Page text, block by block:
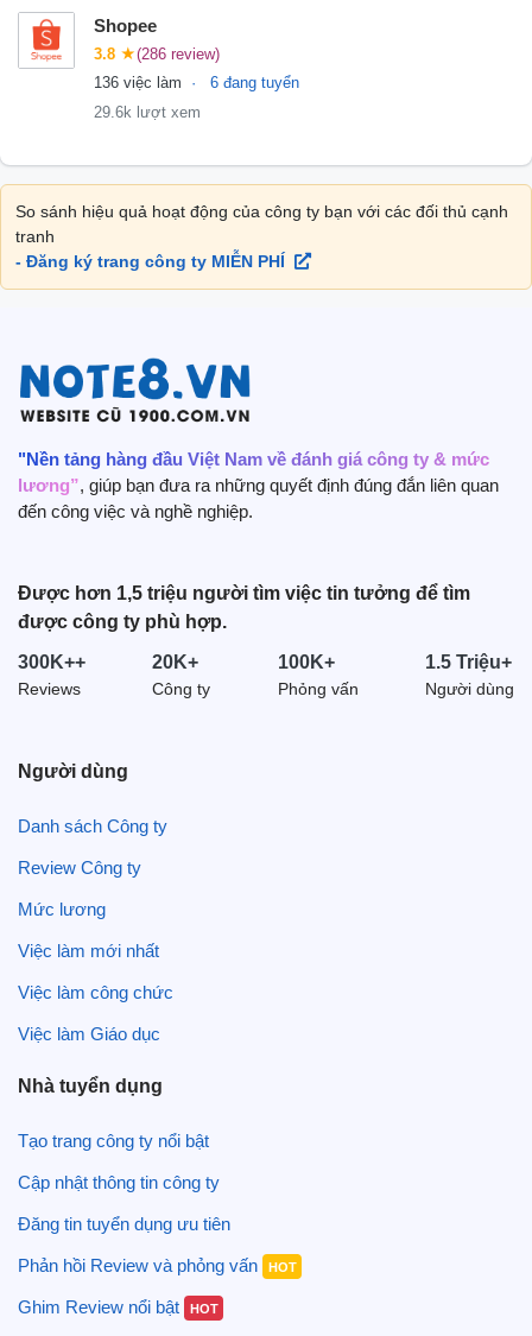
Shopee
3.8 ★(286 review)
136 việc làm
6 đang tuyển
29.6k lượt xem
So sánh hiệu quả hoạt động của công ty bạn với các đối thủ cạnh
tranh
- Đăng ký trang công ty MIỄN PHÍ
"Nền tảng hàng đầu Việt Nam về đánh giá công ty & mức
lương”, giúp bạn đưa ra những quyết định đúng đắn liên quan
đến công việc và nghề nghiệp.
Được hơn 1,5 triệu người tìm việc tin tưởng để tìm
được công ty phù hợp.
300K++
Reviews
20K+
Công ty
100K+
Phỏng vấn
1.5 Triệu+
Người dùng
Người dùng
Danh sách Công ty
Review Công ty
Mức lương
Việc làm mới nhất
Việc làm công chức
Việc làm Giáo dục
Nhà tuyển dụng
Tạo trang công ty nổi bật
Cập nhật thông tin công ty
Đăng tin tuyển dụng ưu tiên
Phản hồi Review và phỏng vấn HOT
Ghim Review nổi bật HOT